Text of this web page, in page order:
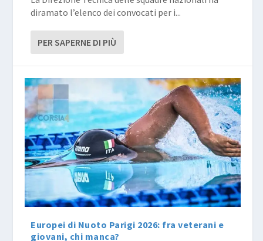
diramato l’elenco dei convocati per i...
PER SAPERNE DI PIÙ
Europei di Nuoto Parigi 2026: fra veterani e
giovani, chi manca?